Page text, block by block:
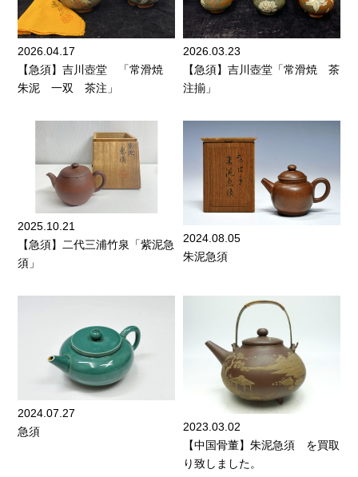
2026.04.17
【急須】吉川壺堂 「常滑焼
朱泥 一双 茶注」
2026.03.23
【急須】吉川壺堂「常滑焼 茶
注揃」
2025.10.21
【急須】二代三浦竹泉「紫泥急
須」
2024.08.05
朱泥急須
2024.07.27
急須
2023.03.02
【中国骨董】朱泥急須 を買取
り致しました。